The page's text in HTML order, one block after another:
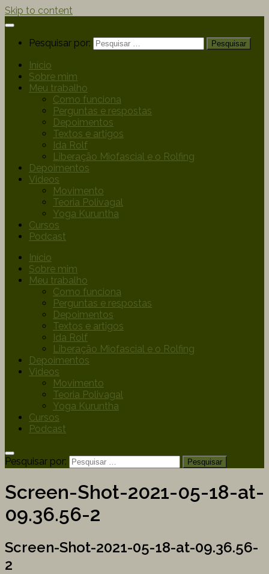
Skip to content
Pesquisar por:
Início
Sobre mim
Meu trabalho
Como funciona
Perguntas e respostas
Depoimentos
Textos e artigos
Ida Rolf
Liberação Miofascial e o Rolfing
Depoimentos
Videos
Movimento
Teoria Polivagal
Yoga Kuruntha
Cursos
Podcast
Início
Sobre mim
Meu trabalho
Como funciona
Perguntas e respostas
Depoimentos
Textos e artigos
Ida Rolf
Liberação Miofascial e o Rolfing
Depoimentos
Videos
Movimento
Teoria Polivagal
Yoga Kuruntha
Cursos
Podcast
Pesquisar por:
Screen-Shot-2021-05-18-at-
09.36.56-2
Screen-Shot-2021-05-18-at-09.36.56-
2